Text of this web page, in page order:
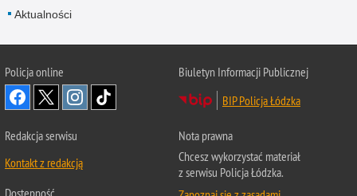
Aktualności
Policja online
Biuletyn Informacji Publicznej
BIP Policja Łódzka
Redakcja serwisu
Kontakt z redakcją
Dostępność
Nota prawna
Chcesz wykorzystać materiał
z serwisu Policja Łódzka.